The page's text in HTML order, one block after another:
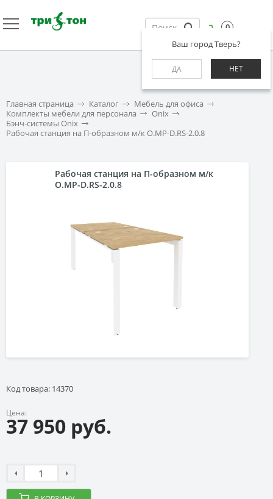
Ваш город Тверь?
ДА НЕТ
0
Главная страница Каталог
Мебель для офиса
Комплекты мебели для персонала
Onix
Бэнч-системы Onix
Рабочая станция на П-образном м/к O.MP-D.RS-2.0.8
Рабочая станция на П-образном м/к
O.MP-D.RS-2.0.8
Код товара: 14370
Цена:
37 950 руб.